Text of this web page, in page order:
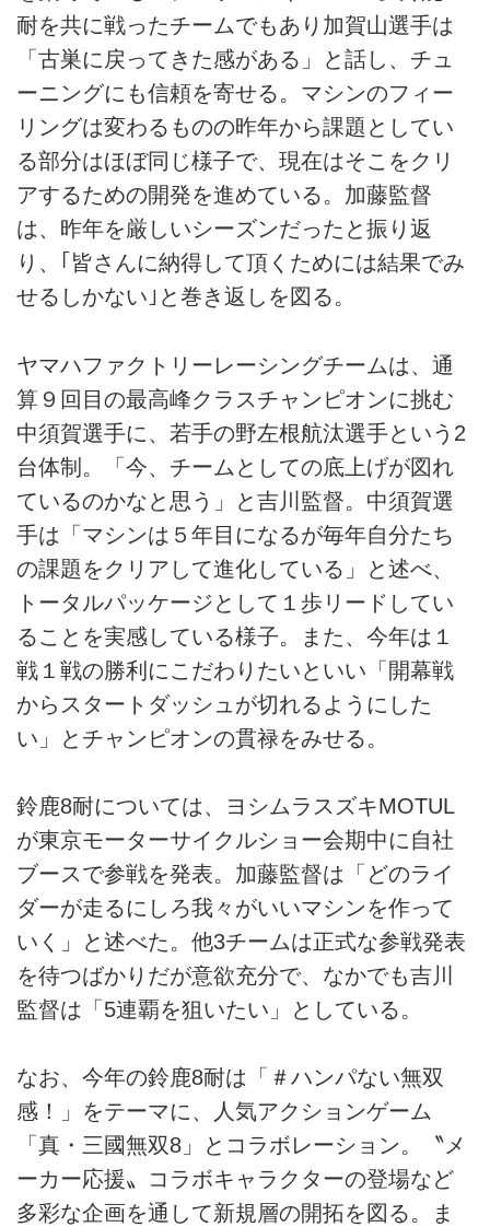
耐を共に戦ったチームでもあり加賀山選手は
「古巣に戻ってきた感がある」と話し、チュ
ーニングにも信頼を寄せる。マシンのフィー
リングは変わるものの昨年から課題としてい
る部分はほぼ同じ様子で、現在はそこをクリ
アするための開発を進めている。加藤監督
は、昨年を厳しいシーズンだったと振り返
り、｢皆さんに納得して頂くためには結果でみ
せるしかない｣と巻き返しを図る。
ヤマハファクトリーレーシングチームは、通
算９回目の最高峰クラスチャンピオンに挑む
中須賀選手に、若手の野左根航汰選手という2
台体制。「今、チームとしての底上げが図れ
ているのかなと思う」と吉川監督。中須賀選
手は「マシンは５年目になるが毎年自分たち
の課題をクリアして進化している」と述べ、
トータルパッケージとして１歩リードしてい
ることを実感している様子。また、今年は１
戦１戦の勝利にこだわりたいといい「開幕戦
からスタートダッシュが切れるようにした
い」とチャンピオンの貫禄をみせる。
鈴鹿8耐については、ヨシムラスズキMOTUL
が東京モーターサイクルショー会期中に自社
ブースで参戦を発表。加藤監督は「どのライ
ダーが走るにしろ我々がいいマシンを作って
いく」と述べた。他3チームは正式な参戦発表
を待つばかりだが意欲充分で、なかでも吉川
監督は「5連覇を狙いたい」としている。
なお、今年の鈴鹿8耐は「＃ハンパない無双
感！」をテーマに、人気アクションゲーム
「真・三國無双8」とコラボレーション。〝メ
ーカー応援〟コラボキャラクターの登場など
多彩な企画を通して新規層の開拓を図る。ま